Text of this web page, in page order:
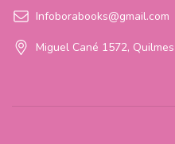
Infoborabooks@gmail.com
Miguel Cané 1572,